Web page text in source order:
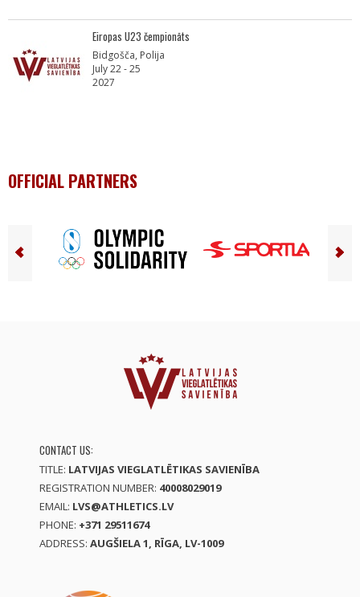
Eiropas U23 čempionāts
Bidgošča, Polija
July 22 - 25
2027
OFFICIAL PARTNERS
CONTACT US:
TITLE: LATVIJAS VIEGLATLĒTIKAS SAVIENĪBA
REGISTRATION NUMBER: 40008029019
EMAIL: LVS@ATHLETICS.LV
PHONE: +371 29511674
ADDRESS: AUGŠIELA 1, RĪGA, LV-1009